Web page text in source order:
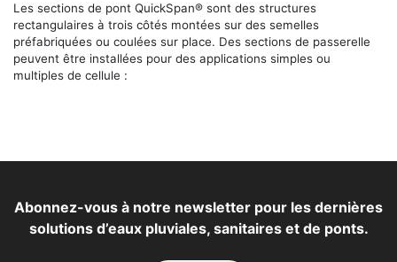
Les sections de pont QuickSpan® sont des structures
rectangulaires à trois côtés montées sur des semelles
préfabriquées ou coulées sur place. Des sections de passerelle
peuvent être installées pour des applications simples ou
multiples de cellule :
Abonnez-vous à notre newsletter pour les dernières
solutions d’eaux pluviales, sanitaires et de ponts.